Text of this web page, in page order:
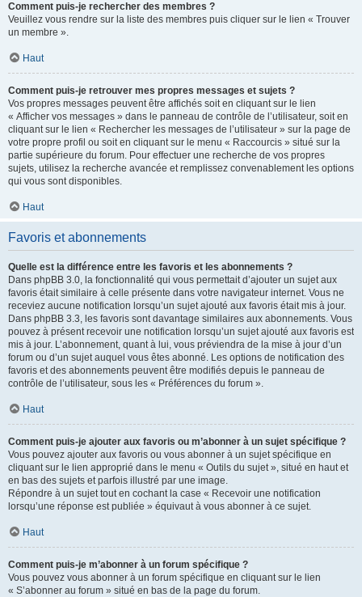
Comment puis-je rechercher des membres ?
Veuillez vous rendre sur la liste des membres puis cliquer sur le lien « Trouver
un membre ».
Haut
Comment puis-je retrouver mes propres messages et sujets ?
Vos propres messages peuvent être affichés soit en cliquant sur le lien
« Afficher vos messages » dans le panneau de contrôle de l’utilisateur, soit en
cliquant sur le lien « Rechercher les messages de l’utilisateur » sur la page de
votre propre profil ou soit en cliquant sur le menu « Raccourcis » situé sur la
partie supérieure du forum. Pour effectuer une recherche de vos propres
sujets, utilisez la recherche avancée et remplissez convenablement les options
qui vous sont disponibles.
Haut
Favoris et abonnements
Quelle est la différence entre les favoris et les abonnements ?
Dans phpBB 3.0, la fonctionnalité qui vous permettait d’ajouter un sujet aux
favoris était similaire à celle présente dans votre navigateur internet. Vous ne
receviez aucune notification lorsqu’un sujet ajouté aux favoris était mis à jour.
Dans phpBB 3.3, les favoris sont davantage similaires aux abonnements. Vous
pouvez à présent recevoir une notification lorsqu’un sujet ajouté aux favoris est
mis à jour. L’abonnement, quant à lui, vous préviendra de la mise à jour d’un
forum ou d’un sujet auquel vous êtes abonné. Les options de notification des
favoris et des abonnements peuvent être modifiés depuis le panneau de
contrôle de l’utilisateur, sous les « Préférences du forum ».
Haut
Comment puis-je ajouter aux favoris ou m’abonner à un sujet spécifique ?
Vous pouvez ajouter aux favoris ou vous abonner à un sujet spécifique en
cliquant sur le lien approprié dans le menu « Outils du sujet », situé en haut et
en bas des sujets et parfois illustré par une image.
Répondre à un sujet tout en cochant la case « Recevoir une notification
lorsqu’une réponse est publiée » équivaut à vous abonner à ce sujet.
Haut
Comment puis-je m’abonner à un forum spécifique ?
Vous pouvez vous abonner à un forum spécifique en cliquant sur le lien
« S’abonner au forum » situé en bas de la page du forum.